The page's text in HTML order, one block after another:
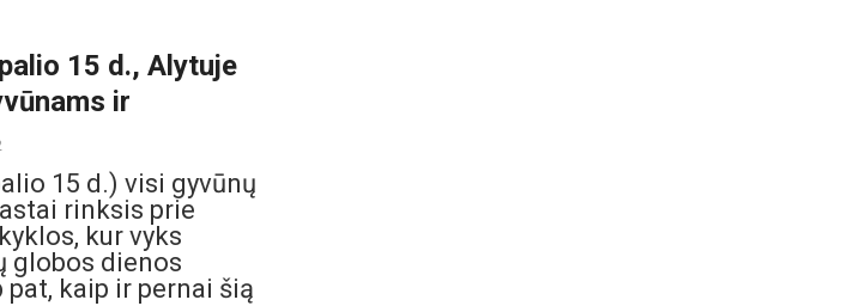
15 d., Alytuje
ir
15 d.) visi gyvūnų
rinksis prie
kur vyks
globos dienos
kaip ir pernai šią